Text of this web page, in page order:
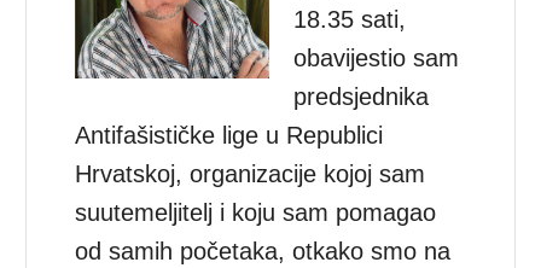
18.35 sati,
obavijestio sam
predsjednika
Antifašističke lige u Republici
Hrvatskoj, organizacije kojoj sam
suutemeljitelj i koju sam pomagao
od samih početaka, otkako smo na